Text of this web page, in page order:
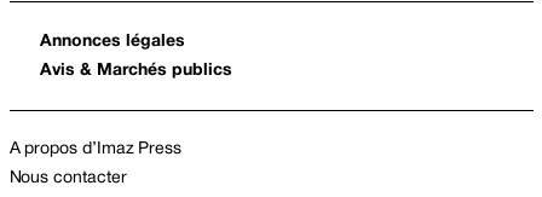
Annonces légales
Avis & Marchés publics
A propos d’Imaz Press
Nous contacter